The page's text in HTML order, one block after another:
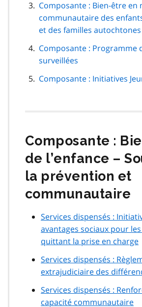
Composante : Bien-être en
communautaire des
et des familles autochtones
Composante : Programme
surveillées
Composante : Initiatives
Composante :
de l’enfance –
la prévention et
communautaire
Services dispensés :
avantages sociaux pour
quittant la prise en charge
Services dispensés :
extrajudiciaire des
Services dispensés :
capacité communautaire